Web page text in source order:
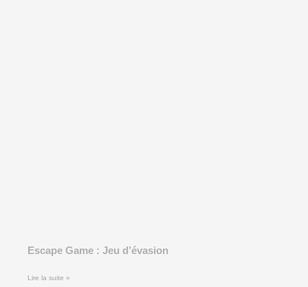
Escape Game : Jeu d’évasion
Lire la suite »